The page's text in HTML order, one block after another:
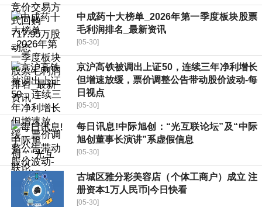
中成药十大榜单_2026年第一季度板块股票
毛利润排名_最新资讯
[05-30]
京沪高铁被调出上证50，连续三年净利增长
但增速放缓，票价调整公告带动股价波动-每
日视点
[05-30]
每日讯息!中际旭创：“光互联论坛”及“中际
旭创董事长演讲”系虚假信息
[05-30]
古城区雅分彩美容店（个体工商户）成立 注
册资本1万人民币|今日快看
[05-30]